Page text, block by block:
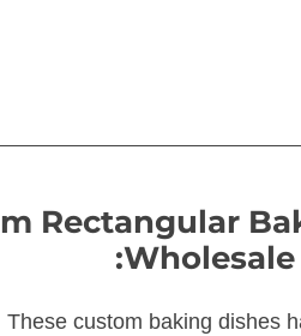
Rectangular
Wholesale
These custom baking dishes